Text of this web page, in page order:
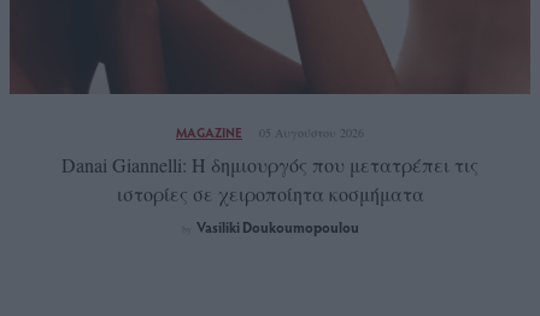
MAGAZINE 05 Αυγούστου 2026
Danai Giannelli: Η δημιουργός που μετατρέπει τις
ιστορίες σε χειροποίητα κοσμήματα
Vasiliki Doukoumopoulou